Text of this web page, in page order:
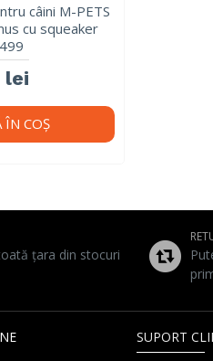
câini M-PETS
cu squeaker
lei
ÎN COŞ
țara din stocuri
SUPORT